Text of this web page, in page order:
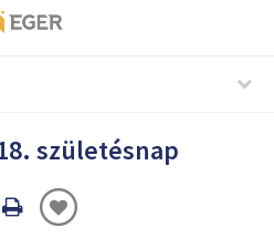
születésnap
Oldal